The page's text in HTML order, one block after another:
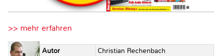
>> mehr erfahren
Autor
Christian Rechenbach